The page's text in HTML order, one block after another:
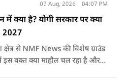
07 Aug, 2026 04:07 PM
में क्या है? योगी सरकार पर क्या
2027
क्षेत्र से NMF News की विशेष ग्राउंड
में इस वक्त क्या माहौल चल रहा है और